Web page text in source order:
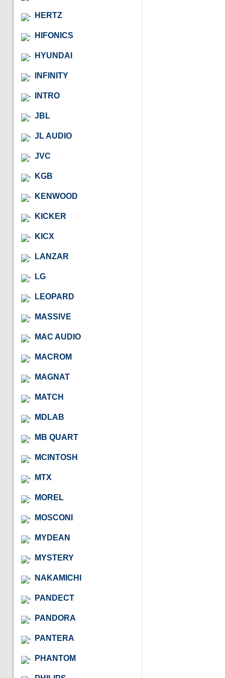
HERTZ
HIFONICS
HYUNDAI
INFINITY
INTRO
JBL
JL AUDIO
JVC
KGB
KENWOOD
KICKER
KICX
LANZAR
LG
LEOPARD
MASSIVE
MAC AUDIO
MACROM
MAGNAT
MATCH
MDLAB
MB QUART
MCINTOSH
MTX
MOREL
MOSCONI
MYDEAN
MYSTERY
NAKAMICHI
PANDECT
PANDORA
PANTERA
PHANTOM